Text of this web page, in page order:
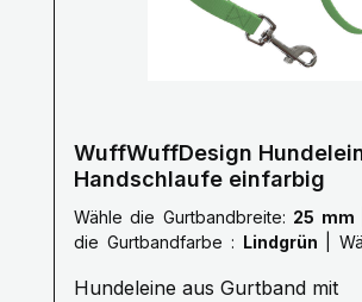
WuffWuffDesign
Handschlaufe einfarbig
Wähle die Gurtbandbreite: 25 mm
die Gurtbandfarbe : Lindgrün
Hundeleine aus Gurtband mit